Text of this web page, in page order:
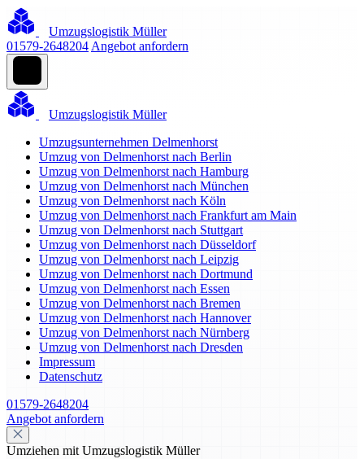
Umzugslogistik Müller
01579-2648204 Angebot anfordern
Umzugslogistik Müller
Umzugsunternehmen Delmenhorst
Umzug von Delmenhorst nach Berlin
Umzug von Delmenhorst nach Hamburg
Umzug von Delmenhorst nach München
Umzug von Delmenhorst nach Köln
Umzug von Delmenhorst nach Frankfurt am Main
Umzug von Delmenhorst nach Stuttgart
Umzug von Delmenhorst nach Düsseldorf
Umzug von Delmenhorst nach Leipzig
Umzug von Delmenhorst nach Dortmund
Umzug von Delmenhorst nach Essen
Umzug von Delmenhorst nach Bremen
Umzug von Delmenhorst nach Hannover
Umzug von Delmenhorst nach Nürnberg
Umzug von Delmenhorst nach Dresden
Impressum
Datenschutz
01579-2648204
Angebot anfordern
Umziehen mit Umzugslogistik Müller